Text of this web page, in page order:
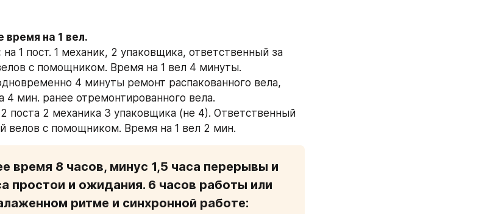
время на 1 вел.
на 1 пост. 1 механик, 2 упаковщика, ответственный за
с помощником. Время на 1 вел 4 минуты.
4 минуты ремонт распакованного вела,
4 мин. ранее отремонтированного вела.
поста 2 механика 3 упаковщика (не 4). Ответственный
велов с помощником. Время на 1 вел 2 мин.
время 8 часов, минус 1,5 часа перерывы и
простои и ожидания. 6 часов работы или
ритме и синхронной работе: